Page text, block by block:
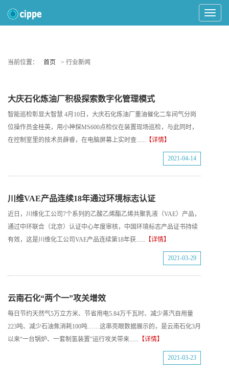
Toggle
当前位置： 首页 > 行业新闻
大庆石化炼油厂积极探索数字化管理模式
智能巡检彰显大智慧 4月10日，大庆石化炼油厂重油催化二车间气分岗
位操作员金桂英，用小神探MS600点检仪在装置现场巡检，与此同时，
在控制室里的技术员薛睿，在电脑屏幕上实时查...... 【详情】
2021-04-14
川维VAE产品连续18年通过环境标志认证
近日，川维化工公司7个系列的乙酸乙烯酯乙烯共聚乳液（VAE）产品，
通过中环联合（北京）认证中心年度审核，中国环境标志产品证书持续
有效，这是川维化工公司VAE产品连续第18年获...... 【详情】
2021-03-29
云南石化“两个一”攻关增效
每日节约天然气5万立方米、节省用电5.84万千瓦时、减少蒸汽自用量
223吨、减少石油焦消耗100吨……这串亮眼数据展示的，是云南石化3月
以来“一台锅炉、一套制氢装置”运行攻关带来...... 【详情】
2021-03-23